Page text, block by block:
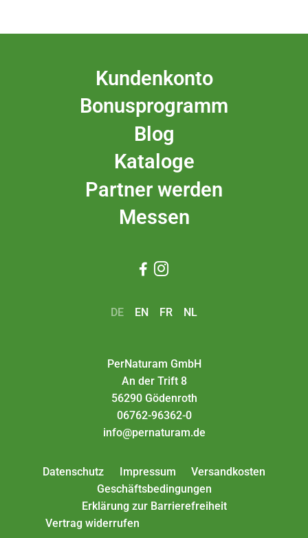
Kundenkonto
Bonusprogramm
Blog
Kataloge
Partner werden
Messen
 
DE EN FR NL
PerNaturam GmbH
An der Trift 8
56290 Gödenroth
06762-96362-0
info@pernaturam.de
Datenschutz Impressum
Versandkosten
Geschäftsbedingungen
Erklärung zur Barrierefreiheit
Vertrag widerrufen